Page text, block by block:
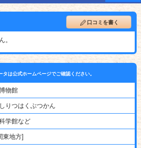
口コミを書く
。
は公式ホームページでご確認ください。
物館
りつはくぶつかん
学館など
東地方]